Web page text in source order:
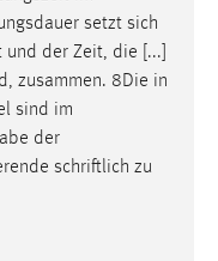
setzt sich
der Zeit, die [...]
zusammen. 8Die in
sind im
der
schriftlich zu